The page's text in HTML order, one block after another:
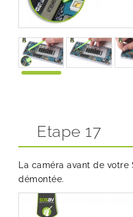
Etape 17
La caméra avant de votre
démontée.